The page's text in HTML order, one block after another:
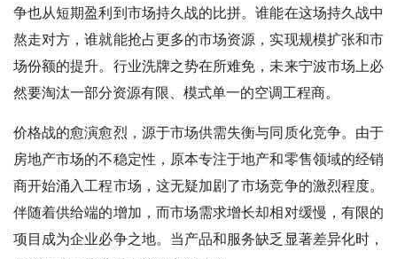
争也从短期盈利到市场持久战的比拼。谁能在这场持久战中
熬走对方，谁就能抢占更多的市场资源，实现规模扩张和市
场份额的提升。行业洗牌之势在所难免，未来宁波市场上必
然要淘汰一部分资源有限、模式单一的空调工程商。
价格战的愈演愈烈，源于市场供需失衡与同质化竞争。由于
房地产市场的不稳定性，原本专注于地产和零售领域的经销
商开始涌入工程市场，这无疑加剧了市场竞争的激烈程度。
伴随着供给端的增加，而市场需求增长却相对缓慢，有限的
项目成为企业必争之地。当产品和服务缺乏显著差异化时，